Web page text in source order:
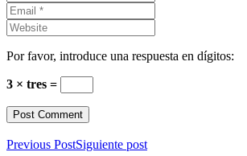
Por favor, introduce una respuesta en dígitos:
3 × tres =
Previous PostSiguiente post